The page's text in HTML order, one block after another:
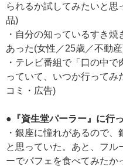
られるか試してみたいと
品)
・自分の知っているすき
あった(女性／25歳／不動
・テレビ番組で「口の中
っていて、いつか行ってみ
コミ・広告)
●『資生堂パーラー』に行
・銀座に憧れがあるので
と思っていた。あと、フル
ーでパフェを食べてみたか